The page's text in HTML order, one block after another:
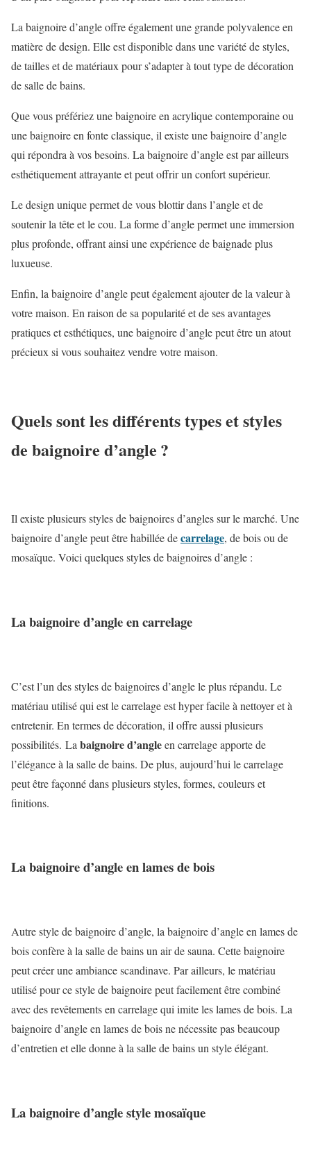
La baignoire d’angle offre également une grande polyvalence en
matière de design. Elle est disponible dans une variété de styles,
de tailles et de matériaux pour s’adapter à tout type de décoration
de salle de bains.
Que vous préfériez une baignoire en acrylique contemporaine ou
une baignoire en fonte classique, il existe une baignoire d’angle
qui répondra à vos besoins. La baignoire d’angle est par ailleurs
esthétiquement attrayante et peut offrir un confort supérieur.
Le design unique permet de vous blottir dans l’angle et de
soutenir la tête et le cou. La forme d’angle permet une immersion
plus profonde, offrant ainsi une expérience de baignade plus
luxueuse.
Enfin, la baignoire d’angle peut également ajouter de la valeur à
votre maison. En raison de sa popularité et de ses avantages
pratiques et esthétiques, une baignoire d’angle peut être un atout
précieux si vous souhaitez vendre votre maison.
Quels sont les différents types et styles
de baignoire d’angle ?
Il existe plusieurs styles de baignoires d’angles sur le marché. Une
baignoire d’angle peut être habillée decarrelage, de bois ou de
mosaïque. Voici quelques styles de baignoires d’angle :
La baignoire d’angle en carrelage
C’est l’un des styles de baignoires d’angle le plus répandu. Le
matériau utilisé qui est le carrelage est hyper facile à nettoyer et à
entretenir. En termes de décoration, il offre aussi plusieurs
possibilités. La baignoire d’angleen carrelage apporte de
l’élégance à la salle de bains. De plus, aujourd’hui le carrelage
peut être façonné dans plusieurs styles, formes, couleurs et
finitions.
La baignoire d’angle en lames de bois
Autre style de baignoire d’angle, la baignoire d’angle en lames de
bois confère à la salle de bains un air de sauna. Cette baignoire
peut créer une ambiance scandinave. Par ailleurs, le matériau
utilisé pour ce style de baignoire peut facilement être combiné
avec des revêtements en carrelage qui imite les lames de bois. La
baignoire d’angle en lames de bois ne nécessite pas beaucoup
d’entretien et elle donne à la salle de bains un style élégant.
La baignoire d’angle style mosaïque